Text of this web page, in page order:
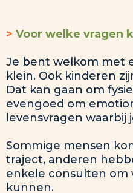
> Voor welke vragen
Je bent welkom met
klein. Ook kinderen
Dat kan gaan om
evengoed om
levensvragen waarbij
Sommige mensen
traject, anderen
enkele consulten om
kunnen.